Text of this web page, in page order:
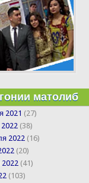
матолиб
2021 (27)
(38)
2022 (16)
(20)
2022 (41)
(103)